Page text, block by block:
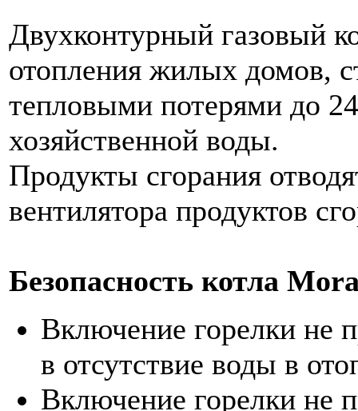
Двухконтурный газовый
отопления жилых домов,
тепловыми потерями до
хозяйственной воды.
Продукты сгорания
вентилятора продуктов
Безопасность котла
Включение горелки не
в отсутствие воды в
Включение горелки не